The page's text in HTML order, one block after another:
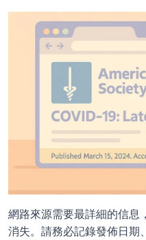
網路來源需要最詳細的信息
消失。請務必記錄發佈日期